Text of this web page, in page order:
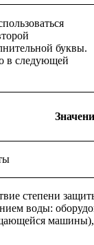
буквы.
в следующей
степени
воды: